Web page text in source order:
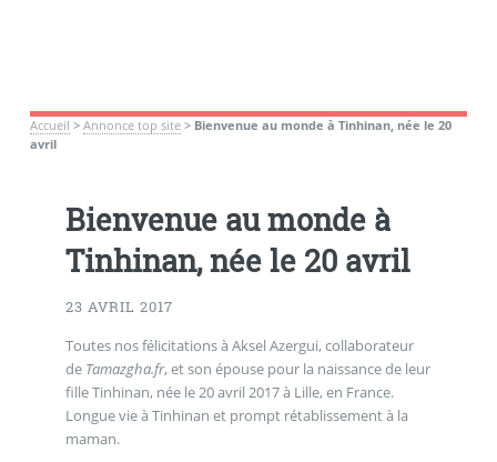
Accueil > Annonce top site> Bienvenue au monde à Tinhinan, née le 20
avril
Bienvenue au monde à
Tinhinan, née le 20 avril
23 AVRIL 2017
Toutes nos félicitations à Aksel Azergui, collaborateur
de Tamazgha.fr, et son épouse pour la naissance de leur
fille Tinhinan, née le 20 avril 2017 à Lille, en France.
Longue vie à Tinhinan et prompt rétablissement à la
maman.